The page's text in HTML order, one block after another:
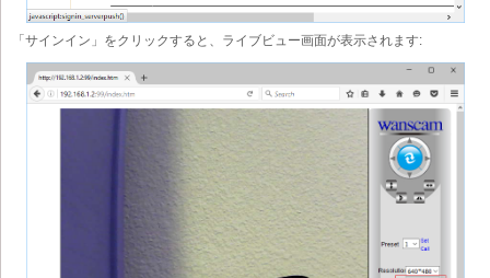
「サインイン」をクリックすると、ライブビュー画面が表示されます: